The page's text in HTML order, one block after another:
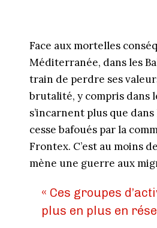
Face aux mortelles
Méditerranée, dans les
train de perdre ses
brutalité, y compris dans
s’incarnent plus que
cesse bafoués par la
Frontex. C’est au moins
mène une guerre aux
« Ces groupes
plus en plus en